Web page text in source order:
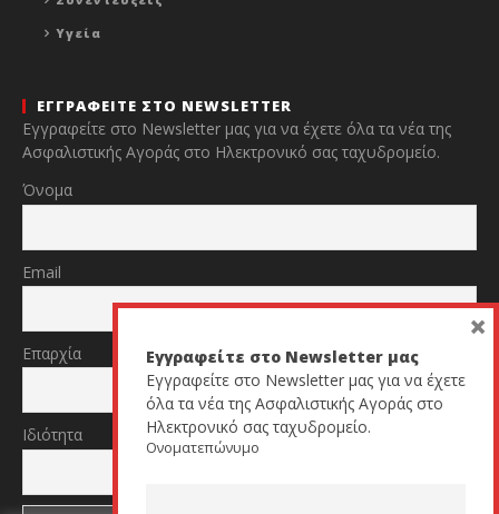
Υγεία
ΕΓΓΡΑΦΕΙΤΕ ΣΤΟ NEWSLETTER
Εγγραφείτε στο Newsletter μας για να έχετε όλα τα νέα της
Ασφαλιστικής Αγοράς στο Ηλεκτρονικό σας ταχυδρομείο.
Όνομα
Email
Επαρχία
Ιδιότητα
Εγγραφείτε στο Newsletter μας
Εγγραφείτε στο Newsletter μας για να έχετε
όλα τα νέα της Ασφαλιστικής Αγοράς στο
Ηλεκτρονικό σας ταχυδρομείο.
Ονοματεπώνυμο
×